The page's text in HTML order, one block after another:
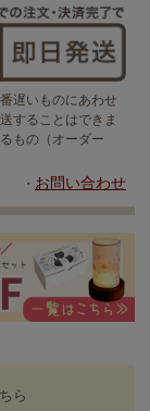
遅いものにあわせ
することはできま
もの（オーダー
・ お問い合わせ
ら